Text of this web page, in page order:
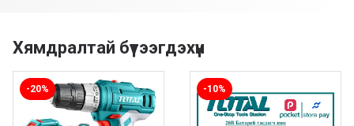
Хямдралтай бүтээгдэхүүн
-20% -10%